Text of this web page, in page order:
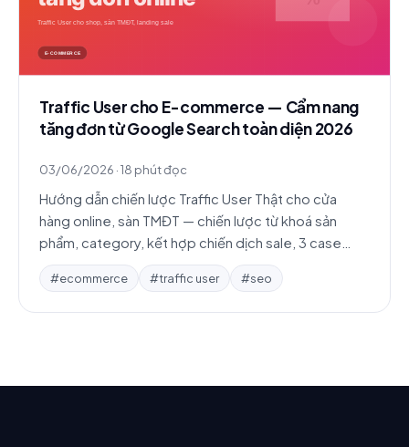
Traffic User cho E-commerce — Cẩm nang
tăng đơn từ Google Search toàn diện 2026
03/06/2026 ·18 phút đọc
Hướng dẫn chiến lược Traffic User Thật cho cửa
hàng online, sàn TMĐT — chiến lược từ khoá sản
phẩm, category, kết hợp chiến dịch sale, 3 case
study, top sai lầm và FAQ chi tiết.
#ecommerce #traffic user #seo